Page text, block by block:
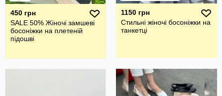
450 грн
SALE 50% Жіночі замшеві
босоніжки на плетеній
підошві
1150 грн
Стильні жіночі босоніжки на
танкетці